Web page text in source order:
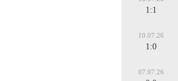
1:1
10.07.26
1:0
07.07.26